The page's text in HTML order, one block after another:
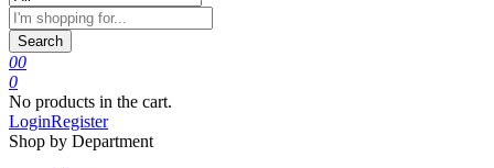
Search
00
0
No products in the cart.
LoginRegister
Shop by Department